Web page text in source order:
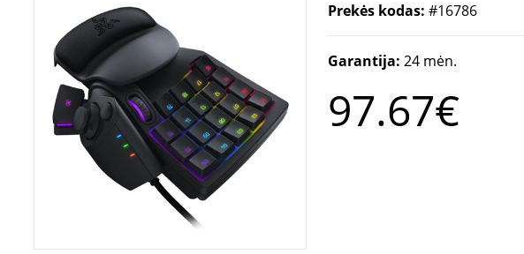
Prekės kodas: #16786
Garantija: 24 mėn.
97.67€